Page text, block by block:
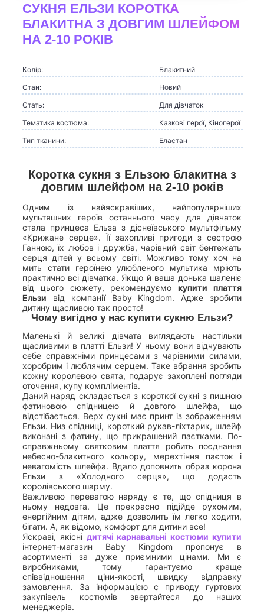
СУКНЯ ЕЛЬЗИ КОРОТКА
БЛАКИТНА З ДОВГИМ ШЛЕЙФОМ
НА 2-10 РОКІВ
Колір:
Блакитний
Стан:
Новий
Стать:
Для дівчаток
Тематика костюма:
Казкові герої, Кіногерої
Тип тканини:
Еластан
Коротка сукня з Ельзою блакитна з
довгим шлейфом на 2-10 років
Одним із найяскравіших, найпопулярніших
мультяшних героїв останнього часу для дівчаток
стала принцеса Ельза з діснеївського мультфільму
«Крижане серце». Її захопливі пригоди з сестрою
Ганною, їх любов і дружба, чарівний світ бентежать
серця дітей у всьому світі. Можливо тому хоч на
мить стати героїнею улюбленого мультика мріють
практично всі дівчатка. Якщо й ваша донька шаленіє
від цього сюжету, рекомендуємокупити плаття
Ельзи від компанії Baby Kingdom. Адже зробити
дитину щасливою так просто!
Чому вигідно у нас купити сукню Ельзи?
Маленькі й великі дівчата виглядають настільки
щасливими в платті Ельзи! У ньому вони відчувають
себе справжніми принцесами з чарівними силами,
хоробрим і люблячим серцем. Таке вбрання зробить
кожну королевою свята, подарує захоплені погляди
оточення, купу компліментів.
Даний наряд складається з короткої сукні з пишною
фатиновою спідницею й довгого шлейфа, що
відстібається. Верх сукні має принт із зображенням
Ельзи. Низ спідниці, короткий рукав-ліхтарик, шлейф
виконані з фатину, що прикрашений паєтками. По-
справжньому святковим плаття робить поєднання
небесно-блакитного кольору, мерехтіння паєток і
невагомість шлейфа. Вдало доповнить образ корона
Ельзи з «Холодного серця», що додасть
королівського шарму.
Важливою перевагою наряду є те, що спідниця в
ньому недовга. Це прекрасно підійде рухомим,
енергійним дітям, адже дозволить їм легко ходити,
бігати. А, як відомо, комфорт для дитини все!
Яскраві, якісні дитячі карнавальні костюми купити
інтернет-магазин Baby Kingdom пропонує в
асортименті за дуже приємними цінами. Ми є
виробниками, тому гарантуємо краще
співвідношення ціни-якості, швидку відправку
замовлення. За інформацією с приводу гуртових
закупівель костюмів звертайтеся до наших
менеджерів.